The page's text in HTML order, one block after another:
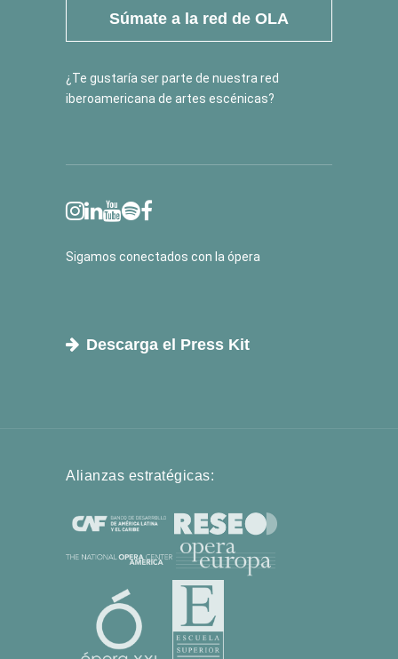
Súmate a la red de OLA
¿Te gustaría ser parte de nuestra red
iberoamericana de artes escénicas?
Sigamos conectados con la ópera
Descarga el Press Kit
Alianzas estratégicas: